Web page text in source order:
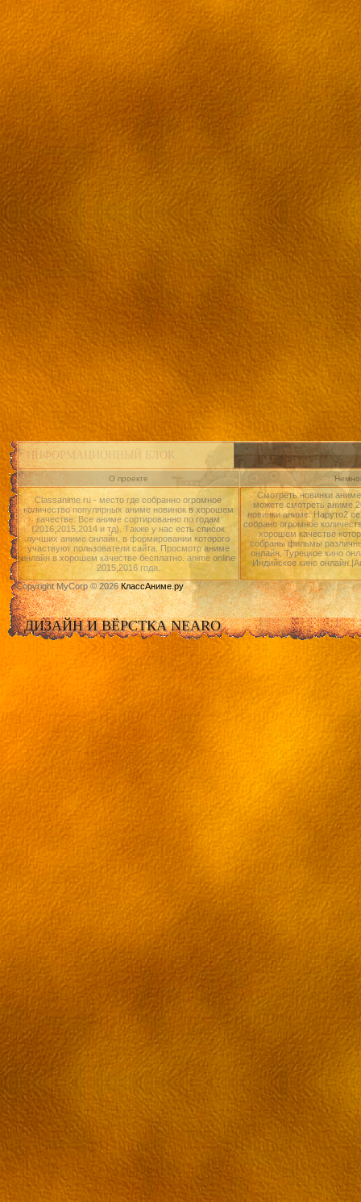
ИНФОРМАЦИОННЫЙ БЛОК
О проекте
Classanime.ru - место где собранно огромное
количество популярных аниме новинок в хорошем
качестве. Все аниме сортированно по годам
(2016,2015,2014 и тд). Также у нас есть список
лучших аниме онлайн, в формировании которого
участвуют пользователи сайта. Просмотр аниме
онлайн в хорошем качестве бесплатно. anime online
2015,2016 года.
Смотреть новинки
можете смотреть аниме
новинки аниме: Наруто2
собрано огромное
хорошем качестве
собраны фильмы
онлайн, Турецкое кино
Индийское кино
Copyright MyCorp © 2026КлассАниме.ру
ДИЗАЙН И ВЁРСТКА NEARO